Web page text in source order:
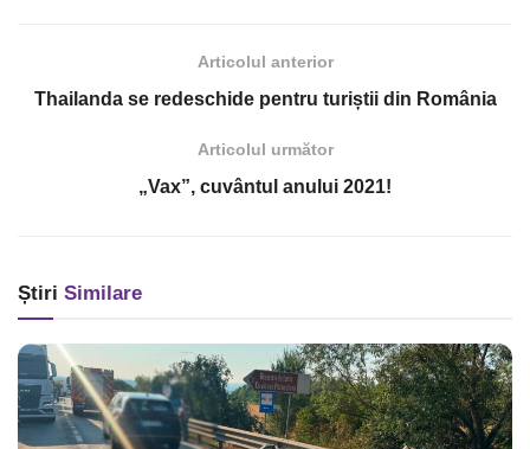
Articolul anterior
Thailanda se redeschide pentru turiștii din România
Articolul următor
„Vax”, cuvântul anului 2021!
Știri Similare